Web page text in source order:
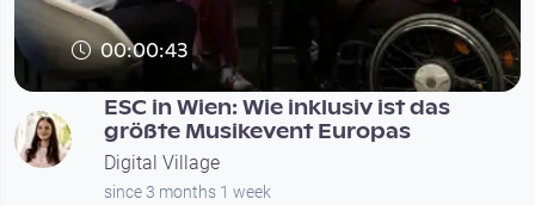
00:00:43
ESC in Wien: Wie inklusiv ist das
größte Musikevent Europas
Digital Village
since 3 months 1 week